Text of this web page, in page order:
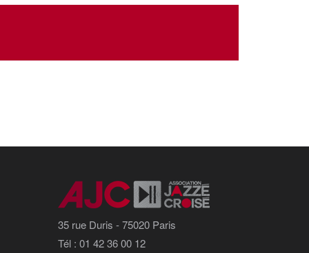
35 rue Duris - 75020 Paris
Tél : 01 42 36 00 12